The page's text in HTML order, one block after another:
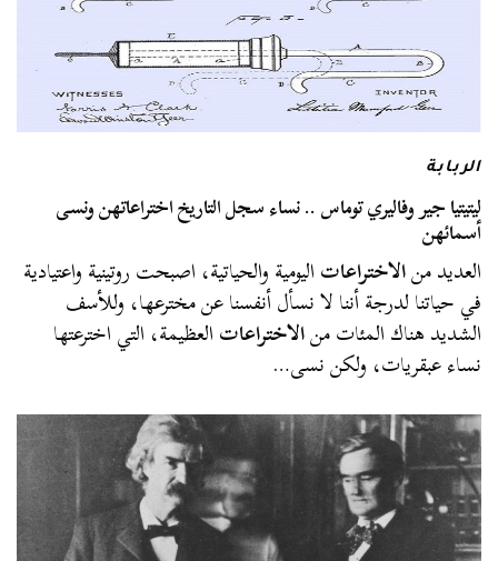
الربابة
ليتيتيا جير وفاليري توماس .. نساء سجل التاريخ اختراعاتهن ونسى
أسمائهن
العديد منالاختراعاتاليومية والحياتية، اصبحت روتينية واعتيادية
في حياتنا لدرجة أننا لا نسأل أنفسنا عن مخترعها، وللأسف
الشديد هناك المئات منالاختراعاتالعظيمة، التي اخترعتها
نساء عبقريات، ولكن نسى…